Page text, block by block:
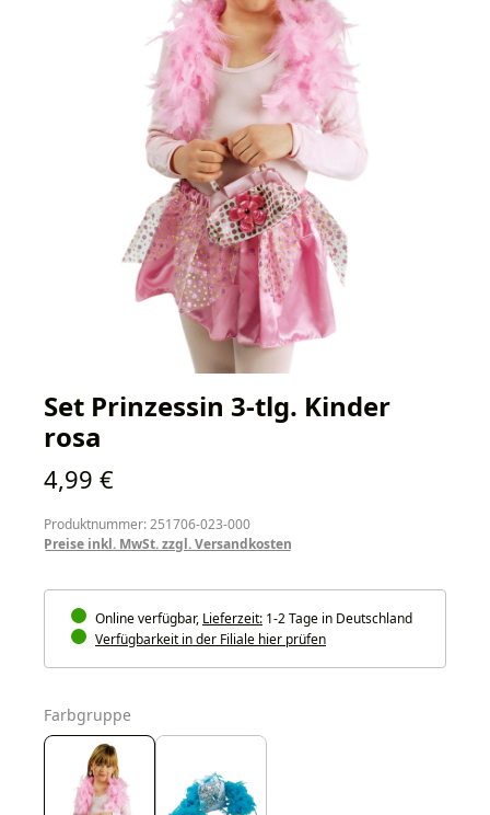
Set Prinzessin 3-tlg. Kinder
rosa
Regulärer Preis:
4,99 €
Produktnummer: 251706-023-000
Preise inkl. MwSt. zzgl. Versandkosten
Online verfügbar, Lieferzeit: 1-2 Tage in Deutschland
Verfügbarkeit in der Filiale hier prüfen
Farbgruppe